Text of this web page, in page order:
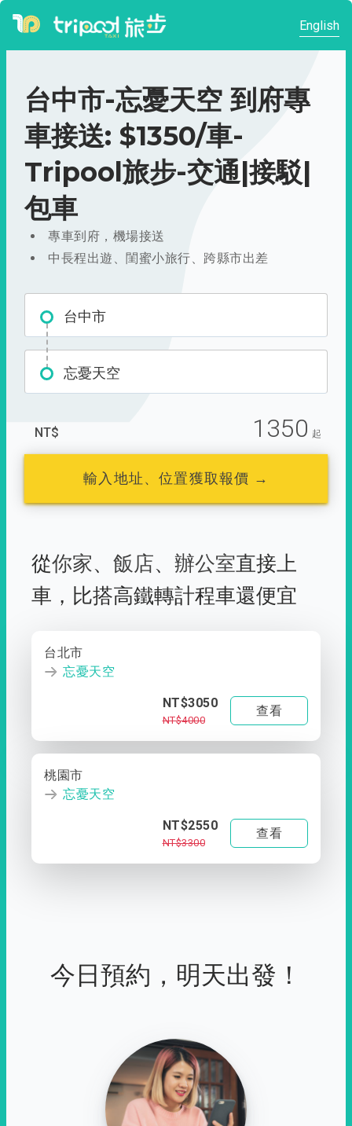
English
台中市-忘憂天空 到府專
車接送: $1350/車-
Tripool旅步-交通|接駁|
包車
專車到府，機場接送
中長程出遊、閨蜜小旅行、跨縣市出差
台中市
忘憂天空
NT$ 1350 起
輸入地址、位置獲取報價 →
從你家、 飯店、 辦公室直接上
車， 比搭高鐵轉計程車還便宜
台北市
忘憂天空
NT$3050
NT$4000
查看
桃園市
忘憂天空
NT$2550
NT$3300
查看
今日預約，明天出發！